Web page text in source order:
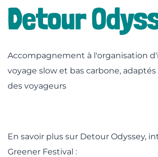
Detour
Accompagnement à l'organisation
voyage slow et bas carbone,
des voyageurs
En savoir plus sur Detour Odyssey,
Greener Festival :